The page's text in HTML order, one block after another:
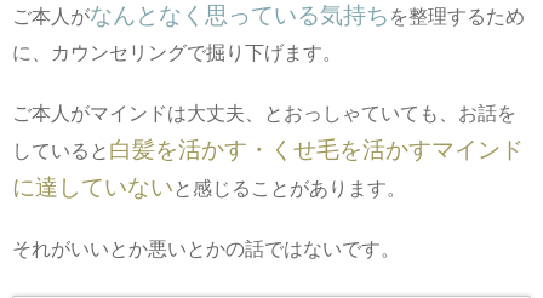
ご本人がなんとなく思っている気持ち を整理するため
に、カウンセリングで掘り下げます。
ご本人がマインドは大丈夫、とおっしゃていても、お話を
していると 白髪を活かす・くせ毛を活かすマインド
に達していない と感じることがあります。
それがいいとか悪いとかの話ではないです。